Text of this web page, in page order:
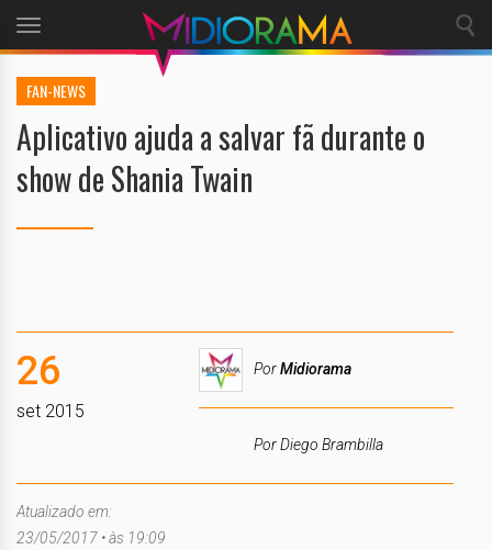
Toggle
navigation
FAN-NEWS
Aplicativo ajuda a salvar fã durante o
show de Shania Twain
26
set 2015
PorMidiorama
Por Diego Brambilla
Atualizado em:
23/05/2017 • às 19:09